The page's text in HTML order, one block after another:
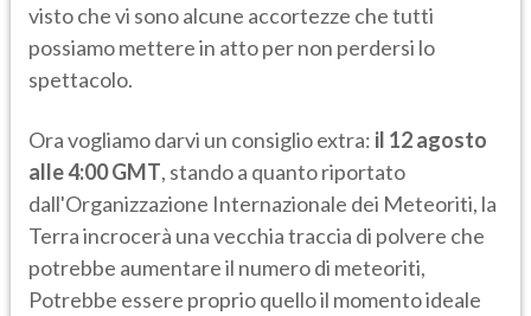
visto che vi sono alcune accortezze che tutti
possiamo mettere in atto per non perdersi lo
spettacolo.
Ora vogliamo darvi un consiglio extra: il 12 agosto
alle 4:00 GMT, stando a quanto riportato
dall'Organizzazione Internazionale dei Meteoriti, la
Terra incrocerà una vecchia traccia di polvere che
potrebbe aumentare il numero di meteoriti,
Potrebbe essere proprio quello il momento ideale